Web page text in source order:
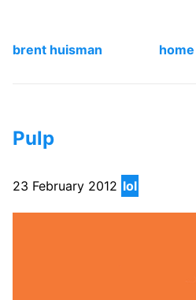
brent huisman home
Pulp
23 February 2012 lol